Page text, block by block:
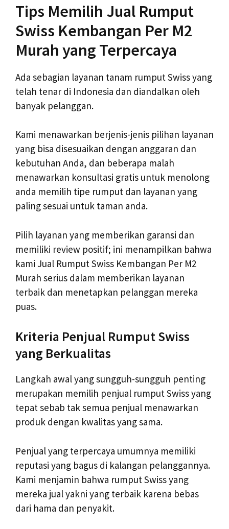
Tips Memilih Jual Rumput
Swiss Kembangan Per M2
Murah yang Terpercaya
Ada sebagian layanan tanam rumput Swiss yang
telah tenar di Indonesia dan diandalkan oleh
banyak pelanggan.
Kami menawarkan berjenis-jenis pilihan layanan
yang bisa disesuaikan dengan anggaran dan
kebutuhan Anda, dan beberapa malah
menawarkan konsultasi gratis untuk menolong
anda memilih tipe rumput dan layanan yang
paling sesuai untuk taman anda.
Pilih layanan yang memberikan garansi dan
memiliki review positif; ini menampilkan bahwa
kami Jual Rumput Swiss Kembangan Per M2
Murah serius dalam memberikan layanan
terbaik dan menetapkan pelanggan mereka
puas.
Kriteria Penjual Rumput Swiss
yang Berkualitas
Langkah awal yang sungguh-sungguh penting
merupakan memilih penjual rumput Swiss yang
tepat sebab tak semua penjual menawarkan
produk dengan kwalitas yang sama.
Penjual yang terpercaya umumnya memiliki
reputasi yang bagus di kalangan pelanggannya.
Kami menjamin bahwa rumput Swiss yang
mereka jual yakni yang terbaik karena bebas
dari hama dan penyakit.